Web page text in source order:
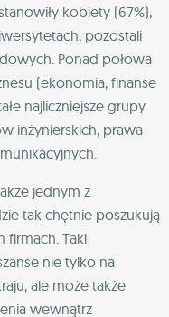
kobiety (67%),
pozostali
Ponad połowa
(ekonomia, finanse
najliczniejsze grupy
inżynierskich, prawa
jednym z
tak chętnie poszukują
firmach. Taki
nie tylko na
ale może także
wewnątrz